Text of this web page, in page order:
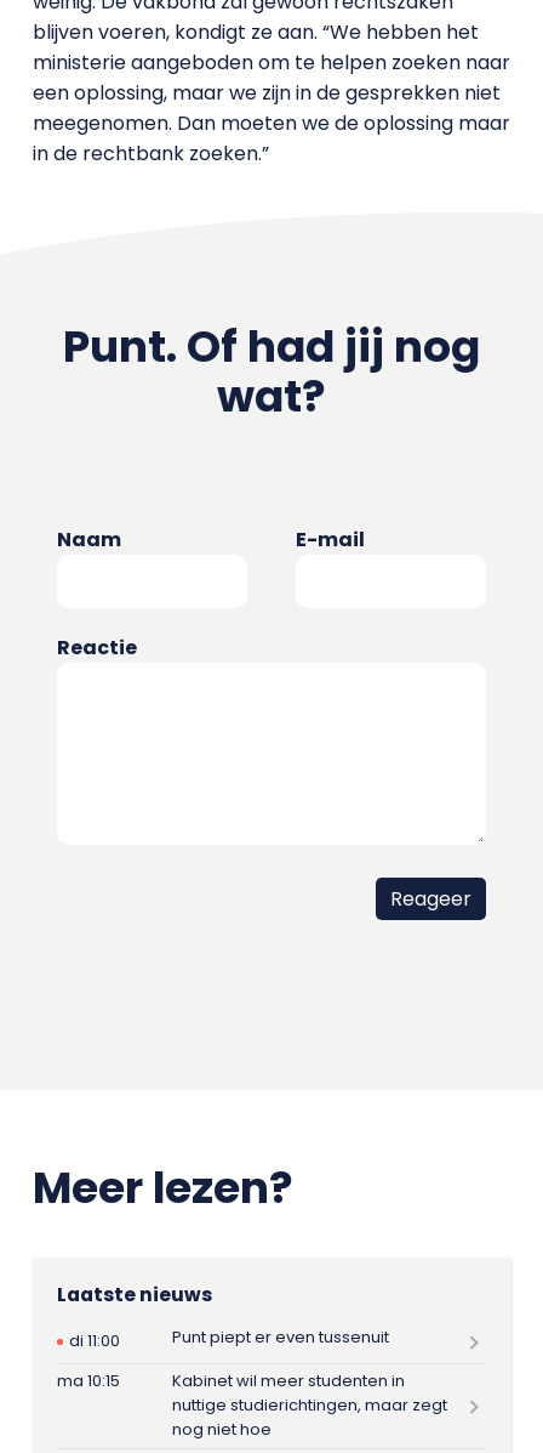
blijven voeren, kondigt ze aan. “We hebben het
ministerie aangeboden om te helpen zoeken naar
een oplossing, maar we zijn in de gesprekken niet
meegenomen. Dan moeten we de oplossing maar
in de rechtbank zoeken.”
Punt. Of had jij nog
wat?
Naam E-mail
Reactie
Meer lezen?
Laatste nieuws
di 11:00
Punt piept er even tussenuit
ma 10:15
Kabinet wil meer studenten in
nuttige studierichtingen, maar zegt
nog niet hoe